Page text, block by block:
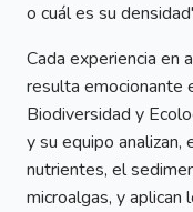
o cuál es su
Cada experiencia en
resulta emocionante
Biodiversidad y
y su equipo
nutrientes, el
microalgas, y